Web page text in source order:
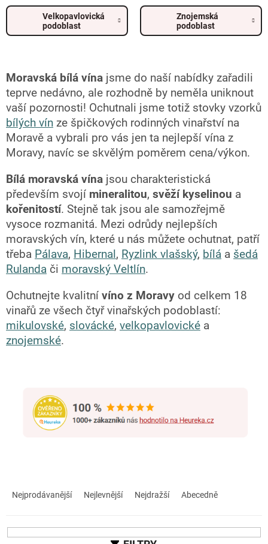
Moravská bílá vína jsme do naší nabídky zařadili
teprve nedávno, ale rozhodně by neměla uniknout
vaší pozornosti! Ochutnali jsme totiž stovky vzorků
bílých vín ze špičkových rodinných vinařství na
Moravě a vybrali pro vás jen ta nejlepší vína z
Moravy, navíc se skvělým poměrem cena/výkon.
Bílá moravská vína jsou charakteristická
především svojí mineralitou, svěží kyselinou a
kořenitostí. Stejně tak jsou ale samozřejmě
vysoce rozmanitá. Mezi odrůdy nejlepších
moravských vín, které u nás můžete ochutnat, patří
třeba Pálava, Hibernal , Ryzlink vlašský, bílá a šedá
Rulanda či moravský Veltlín.
Ochutnejte kvalitní víno z Moravy od celkem 18
vinařů ze všech čtyř vinařských podoblastí:
mikulovské, slovácké, velkopavlovické a
znojemské.
Velkopavlovická
podoblast
Znojemská
podoblast
n
Nejprodávanější Nejlevnější Nejdražší Abecedně